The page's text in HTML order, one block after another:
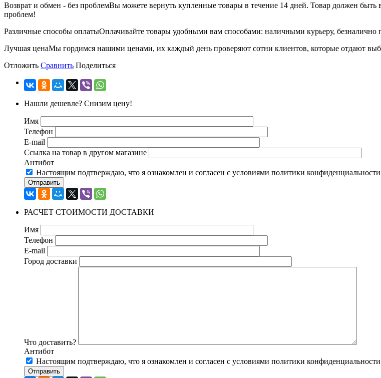
Возврат и обмен - без проблемВы можете вернуть купленные товары в течение 14 дней. Товар должен быть
проблем!
Различные способы оплатыОплачивайте товары удобными вам способами: наличными курьеру, безналично
Лучшая ценаМы гордимся нашими ценами, их каждый день проверяют сотни клиентов, которые отдают
Отложить Сравнить Поделиться
Нашли дешевле? Снизим цену!
Имя
Телефон
E-mail
Ссылка на товар в другом магазине
Антибот
Настоящим подтверждаю, что я ознакомлен и согласен с условиями политики
Отправить
РАСЧЕТ СТОИМОСТИ ДОСТАВКИ
Имя
Телефон
E-mail
Город доставки
Что доставить?
Антибот
Настоящим подтверждаю, что я ознакомлен и согласен с условиями политики
Отправить